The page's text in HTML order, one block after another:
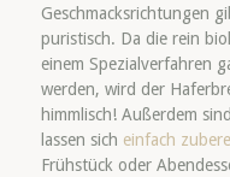
Geschmacksrichtungen
puristisch. Da die rein
einem Spezialverfahren
werden, wird der
himmlisch! Außerdem
lassen sich einfach
Frühstück oder